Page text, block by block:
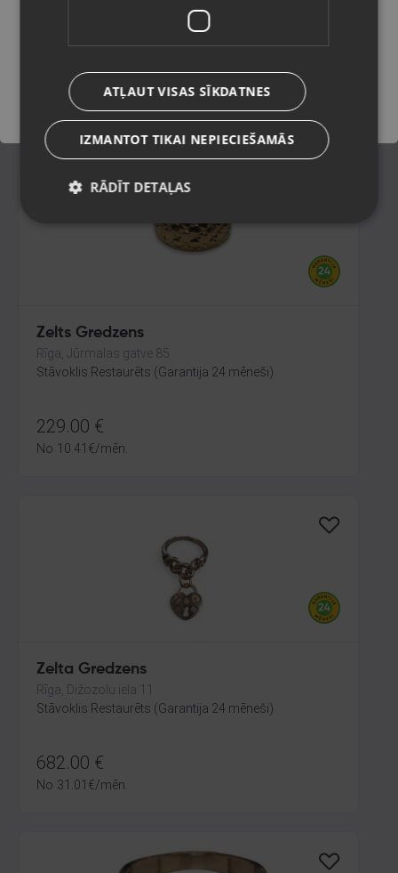
Stāvoklis Restaurēts (Garantija 24 mēneši)
138.00 €
6.27€/mēn.
Zelts Gredzens
Rīga, Jūrmalas gatve 85
Stāvoklis Restaurēts (Garantija 24 mēneši)
229.00 €
No 10.41 €/mēn.
Zelta Gredzens
Rīga, Dižozolu iela 11
Stāvoklis Restaurēts (Garantija 24 mēneši)
682.00 €
No 31.01 €/mēn.
Saglabāt
ATĻAUT VISAS SĪKDATNES
IZMANTOT TIKAI NEPIECIEŠAMĀS
RĀDĪT DETAĻAS